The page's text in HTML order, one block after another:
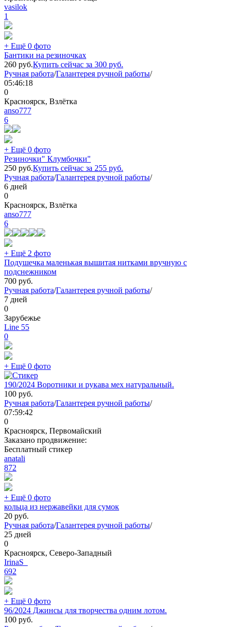
vasilok
1
+ Ещё 0 фото
Бантики на резиночках
260 руб.Купить сейчас за 300 руб.
Ручная работа/Галантерея ручной работы/
05:46:18
0
Красноярск, Взлётка
anso777
6
+ Ещё 0 фото
Резиночки" Клумбочки"
250 руб.Купить сейчас за 255 руб.
Ручная работа/Галантерея ручной работы/
6 дней
0
Красноярск, Взлётка
anso777
6
+ Ещё 2 фото
Подушечка маленькая вышитая нитками вручную с
подснежником
700 руб.
Ручная работа/Галантерея ручной работы/
7 дней
0
Зарубежье
Line 55
0
+ Ещё 0 фото
190/2024 Воротники и рукава мех натуральный.
100 руб.
Ручная работа/Галантерея ручной работы/
07:59:42
0
Красноярск, Первомайский
Заказано продвижение:
Бесплатный стикер
anatali
872
+ Ещё 0 фото
кольца из нержавейки для сумок
20 руб.
Ручная работа/Галантерея ручной работы/
25 дней
0
Красноярск, Северо-Западный
IrinaS_
692
+ Ещё 0 фото
96/2024 Джинсы для творчества одним лотом.
100 руб.